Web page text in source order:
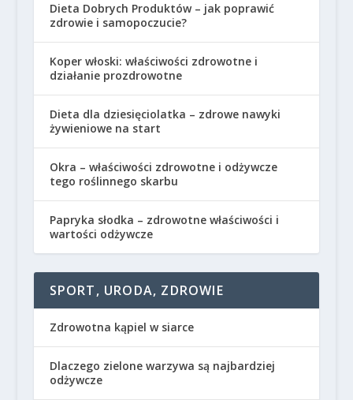
Dieta Dobrych Produktów – jak poprawić
zdrowie i samopoczucie?
Koper włoski: właściwości zdrowotne i
działanie prozdrowotne
Dieta dla dziesięciolatka – zdrowe nawyki
żywieniowe na start
Okra – właściwości zdrowotne i odżywcze
tego roślinnego skarbu
Papryka słodka – zdrowotne właściwości i
wartości odżywcze
SPORT, URODA, ZDROWIE
Zdrowotna kąpiel w siarce
Dlaczego zielone warzywa są najbardziej
odżywcze